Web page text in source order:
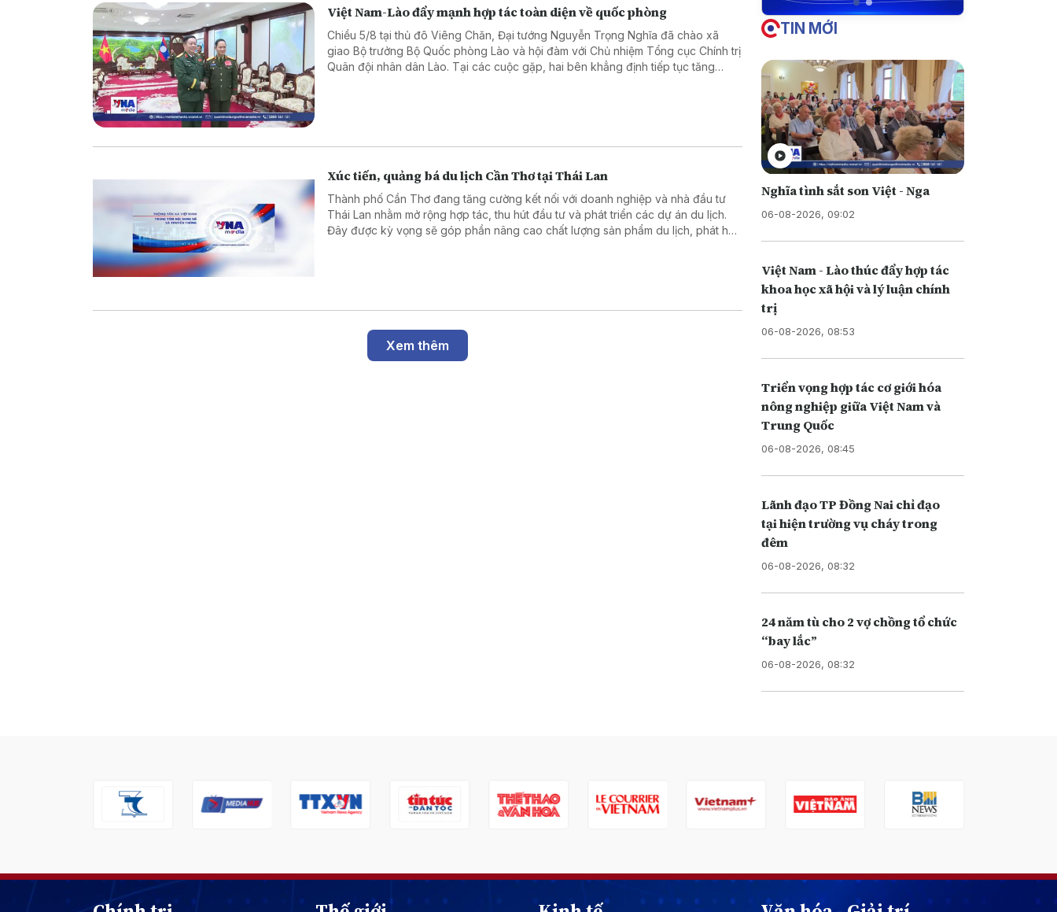
Việt Nam-Lào đẩy mạnh hợp tác toàn diện về quốc phòng
Chiều 5/8 tại thủ đô Viêng Chăn, Đại tướng Nguyễn Trọng Nghĩa đã chào xã
giao Bộ trưởng Bộ Quốc phòng Lào và hội đàm với Chủ nhiệm Tổng cục Chính trị
Quân đội nhân dân Lào. Tại các cuộc gặp, hai bên khẳng định tiếp tục tăng
Xúc tiến, quảng bá du lịch Cần Thơ tại Thái Lan
Thành phố Cần Thơ đang tăng cường kết nối với doanh nghiệp và nhà đầu tư
Thái Lan nhằm mở rộng hợp tác, thu hút đầu tư và phát triển các dự án du lịch.
Đây được kỳ vọng sẽ góp phần nâng cao chất lượng sản phẩm du lịch, phát huy
Xem thêm
TIN MỚI
Nghĩa tình sắt son Việt - Nga
06-08-2026, 09:02
Việt Nam - Lào thúc đẩy hợp tác
khoa học xã hội và lý luận chính
trị
06-08-2026, 08:53
Triển vọng hợp tác cơ giới hóa
nông nghiệp giữa Việt Nam và
Trung Quốc
06-08-2026, 08:45
Lãnh đạo TP Đồng Nai chỉ đạo
tại hiện trường vụ cháy trong
đêm
06-08-2026, 08:32
24 năm tù cho 2 vợ chồng tổ chức
“bay lắc”
06-08-2026, 08:32